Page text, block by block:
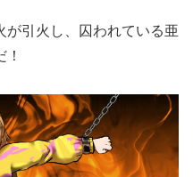
が引火し、囚われている亜